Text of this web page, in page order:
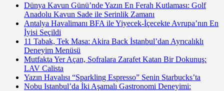
Dünya Kavun Günü’nde Yazın En Ferah Kutlaması: Golf
Anadolu Kavun Sade ile Serinlik Zamanı
Antalya Havalimanı BFA ile Yiyecek-İçecekte Avrupa’nın En
İyisi Seçildi
11 Tabak, Tek Masa: Akira Back İstanbul’dan Ayrıcalıklı
Deneyim Menüsü
Mutfakta Yer Açan, Sofralara Zarafet Katan Bir Dokunuş:
LAV Calista
Yazın Havalısı “Sparkling Espresso” Senin Starbucks’ta
Nobu Istanbul’da İki Aşamalı Gastronomi Deneyimi: